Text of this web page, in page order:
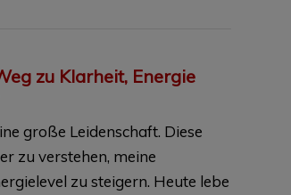
zu Klarheit, Energie
große Leidenschaft. Diese
zu verstehen, meine
zu steigern. Heute lebe